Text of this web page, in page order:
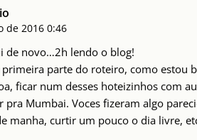
de 2016 0:46
de novo…2h lendo o blog!
parte do roteiro, como estou
ficar num desses hoteizinhos com
pra Mumbai. Voces fizeram algo
manha, curtir um pouco o dia livre,